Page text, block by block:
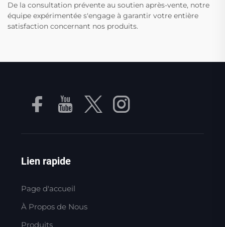
De la consultation prévente au soutien après-vente, notre
équipe expérimentée s'engage à garantir votre entière
satisfaction concernant nos produits.
Lien rapide
Page d'accueil
À Propos de Nous
Produits